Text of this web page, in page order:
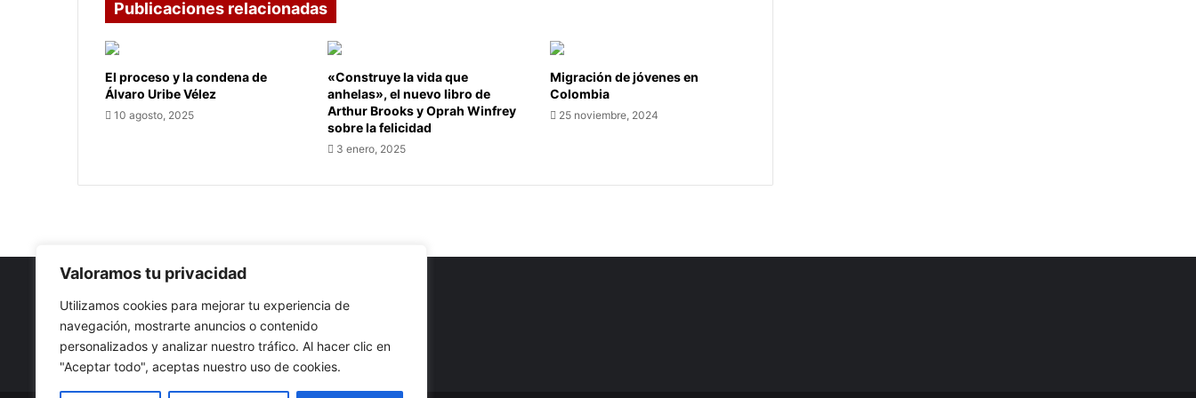
Valoramos tu privacidad
Utilizamos cookies para mejorar tu experiencia de
navegación, mostrarte anuncios o contenido
personalizados y analizar nuestro tráfico. Al hacer clic en
"Aceptar todo", aceptas nuestro uso de cookies.
2022
Publicaciones relacionadas
El proceso y la condena de
Álvaro Uribe Vélez
10 agosto, 2025
«Construye la vida que
anhelas», el nuevo libro de
Arthur Brooks y Oprah Winfrey
sobre la felicidad
3 enero, 2025
Migración de jóvenes en
Colombia
25 noviembre, 2024
Nuestro propósito: Compartir opinión, actualidad y noticias
con la mejor calidad y sin censura.